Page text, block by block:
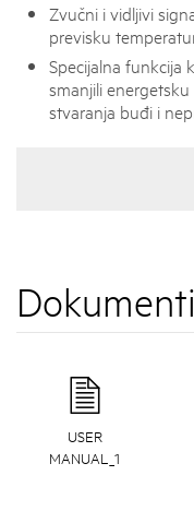
Zvučni i vidljivi
previsku
Specijalna funkcija
smanjili
stvaranja buđi i
Dokumenti
USER
MANUAL_1